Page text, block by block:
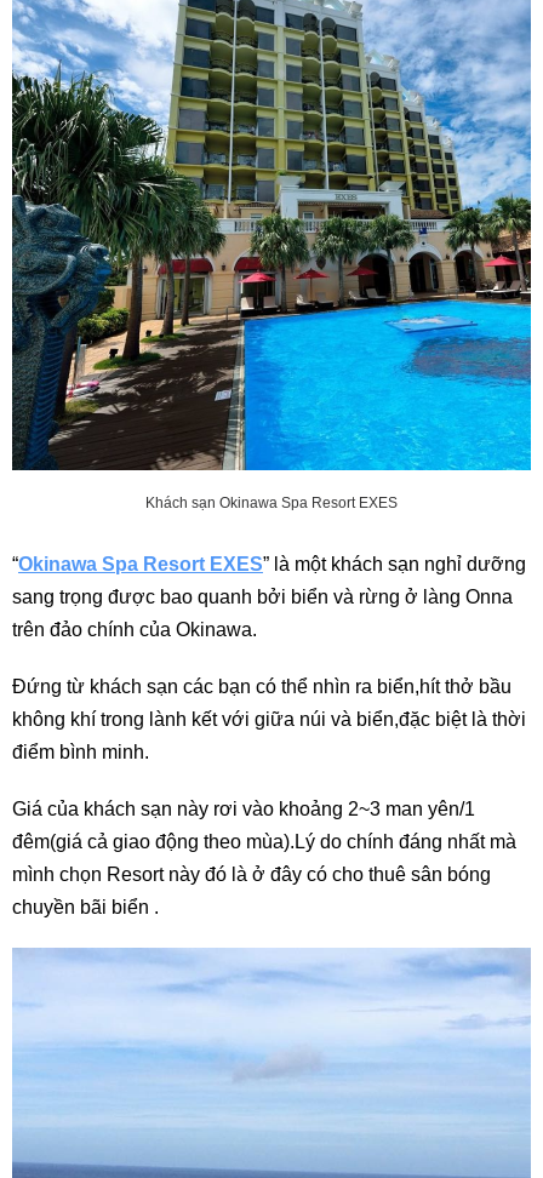
Khách sạn Okinawa Spa Resort EXES
“Okinawa Spa Resort EXES” là một khách sạn nghỉ dưỡng
sang trọng được bao quanh bởi biển và rừng ở làng Onna
trên đảo chính của Okinawa.
Đứng từ khách sạn các bạn có thể nhìn ra biển,hít thở bầu
không khí trong lành kết với giữa núi và biển,đặc biệt là thời
điểm bình minh.
Giá của khách sạn này rơi vào khoảng 2~3 man yên/1
đêm(giá cả giao động theo mùa).Lý do chính đáng nhất mà
mình chọn Resort này đó là ở đây có cho thuê sân bóng
chuyền bãi biển .